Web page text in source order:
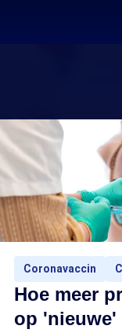
Coronavaccin
Hoe meer
op